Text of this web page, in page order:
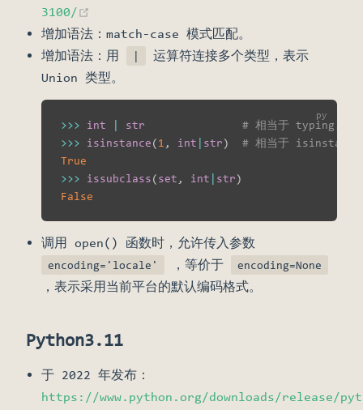
3100/
增加语法：match-case 模式匹配。
增加语法：用
运算符连接多个类型，表示
Union 类型。
>>> int str
# 相当于
>>> isinstance(1 , int str)
# 相当于
True
>>> issubclass(set , int str)
False
调用 open() 函数时，允许传入参数
encoding='locale' ，等价于 encoding=None
，表示采用当前平台的默认编码格式。
Python3.11
于 2022 年发布：
https://www.python.org/downloads/release/